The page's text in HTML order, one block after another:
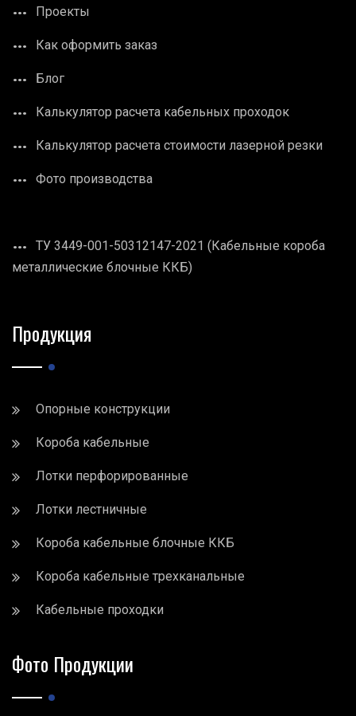
Проекты
Как оформить заказ
Блог
Калькулятор расчета кабельных проходок
Калькулятор расчета стоимости лазерной резки
Фото производства
ТУ 3449-001-50312147-2021 (Кабельные короба
металлические блочные ККБ)
Продукция
Опорные конструкции
Короба кабельные
Лотки перфорированные
Лотки лестничные
Короба кабельные блочные ККБ
Короба кабельные трехканальные
Кабельные проходки
Фото Продукции